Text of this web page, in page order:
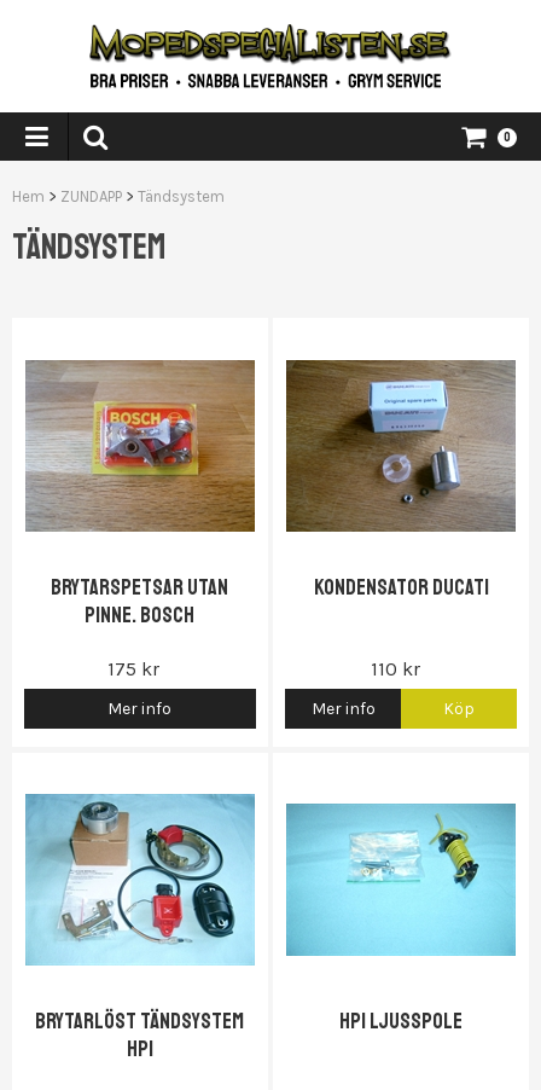
0
Hem > ZUNDAPP > Tändsystem
TÄNDSYSTEM
Brytarspetsar utan
pinne. Bosch
175 kr
Mer info
Kondensator Ducati
110 kr
Mer info Köp
Brytarlöst tändsystem
HPI
HPI Ljusspole